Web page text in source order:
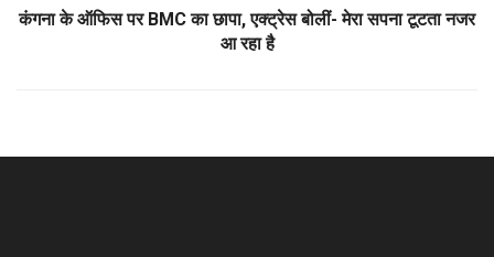
कंगना के ऑफिस पर BMC का छापा, एक्ट्रेस बोलीं- मेरा सपना टूटता नजर
आ रहा है